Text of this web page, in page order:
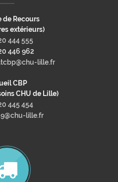
de Recours
extérieurs)
444 555
446 962
lille.fr
CBP
CHU de Lille)
445 454
lille.fr